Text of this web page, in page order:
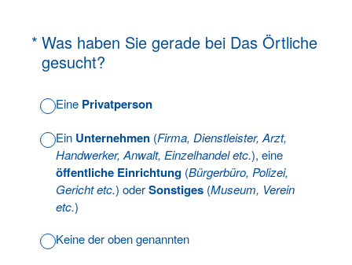
* Was haben Sie gerade bei Das Örtliche
gesucht?
(Erforderlich.)
Eine Privatperson
Ein Unternehmen (Firma, Dienstleister, Arzt,
Handwerker, Anwalt, Einzelhandel etc.), eine
öffentliche Einrichtung (Bürgerbüro, Polizei,
Gericht etc.) oderSonstiges (Museum, Verein
etc.)
Keine der oben genannten